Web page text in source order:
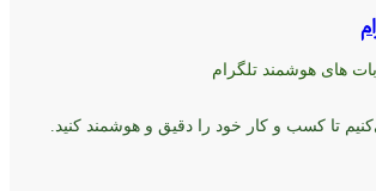
های هوشمند تلگرام
تا کسب و کار خود را دقیق و هوشمند کنید.